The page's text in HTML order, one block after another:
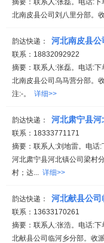
摘要：联系人:张磊。电话:
北南皮县公司刘八里分部。
韵达快递： 河北南皮县
联系：18832092922
摘要：联系人:张磊。电话:
北南皮县公司乌马营分部。
注:-。 详细>>
韵达快递： 河北肃宁县
联系：18333771171
摘要：联系人:刘地雷。电
河北肃宁县河北镇公司梁村
村；达... 详细>>
韵达快递： 河北献县公司
联系：13633170261
摘要：联系人:张浩。电话:
北献县公司临河乡分部。收